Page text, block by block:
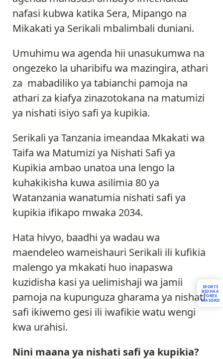
nafasi kubwa katika Sera, Mipango na
Mikakati ya Serikali mbalimbali duniani.
Umuhimu wa agenda hii unasukumwa na
ongezeko la uharibifu wa mazingira, athari
za mabadiliko ya tabianchi pamoja na
athari za kiafya zinazotokana na matumizi
ya nishati isiyo safi ya kupikia.
Serikali ya Tanzania imeandaa Mkakati wa
Taifa wa Matumizi ya Nishati Safi ya
Kupikia ambao unatoa una lengo la
kuhakikisha kuwa asilimia 80 ya
Watanzania wanatumia nishati safi ya
kupikia ifikapo mwaka 2034.
Hata hivyo, baadhi ya wadau wa
maendeleo wameishauri Serikali ili kufikia
malengo ya mkakati huo inapaswa
kuzidisha kasi ya uelimishaji wa jamii
pamoja na kupunguza gharama ya nishati
safi ikiwemo gesi ili iwafikie watu wengi
kwa urahisi.
Nini maana ya nishati safi ya kupikia?
SPORTS
BIDHAA
FOREX
MASOKO